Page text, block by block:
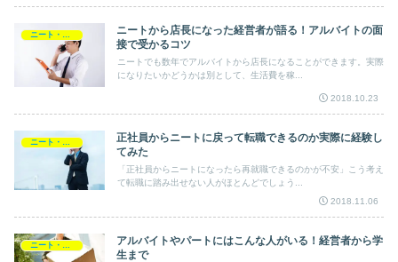
ニート・フリーター・非正規雇用
ニートから店長になった経営者が語る！アルバイトの面
接で受かるコツ
ニートでも数年でアルバイトから店長になることができます。実際
になりたいかどうかは別として、生活費を稼...
2018.10.23
ニート・フリーター・非正規雇用
正社員からニートに戻って転職できるのか実際に経験し
てみた
「正社員からニートになったら再就職できるのかが不安」こう考え
て転職に踏み出せない人がほとんどでしょう...
2018.11.06
ニート・フリーター・非正規雇用
アルバイトやパートにはこんな人がいる！経営者から学
生まで